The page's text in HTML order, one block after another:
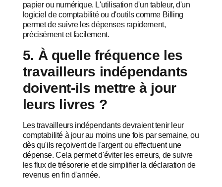
papier ou numérique. L'utilisation d'un tableur, d'un
logiciel de comptabilité ou d'outils comme Billing
permet de suivre les dépenses rapidement,
précisément et facilement.
5. À quelle fréquence les
travailleurs indépendants
doivent-ils mettre à jour
leurs livres ?
Les travailleurs indépendants devraient tenir leur
comptabilité à jour au moins une fois par semaine, ou
dès qu'ils reçoivent de l'argent ou effectuent une
dépense. Cela permet d'éviter les erreurs, de suivre
les flux de trésorerie et de simplifier la déclaration de
revenus en fin d'année.